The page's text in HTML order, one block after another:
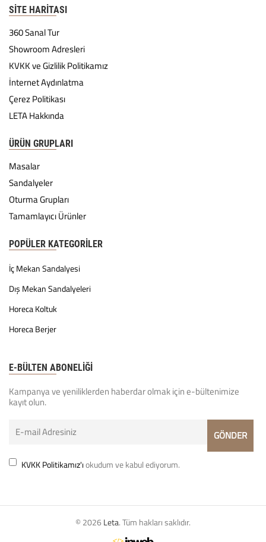
SITE HARITASI
360 Sanal Tur
Showroom Adresleri
KVKK ve Gizlilik Politikamız
İnternet Aydınlatma
Çerez Politikası
LETA Hakkında
ÜRÜN GRUPLARI
Masalar
Sandalyeler
Oturma Grupları
Tamamlayıcı Ürünler
POPÜLER KATEGORILER
İç Mekan Sandalyesi
Dış Mekan Sandalyeleri
Horeca Koltuk
Horeca Berjer
E-BÜLTEN ABONELİĞİ
Kampanya ve yeniliklerden haberdar olmak için e-bültenimize
kayıt olun.
KVKK Politikamız'ıokudum ve kabul ediyorum.
© 2026 Leta. Tüm hakları saklıdır.